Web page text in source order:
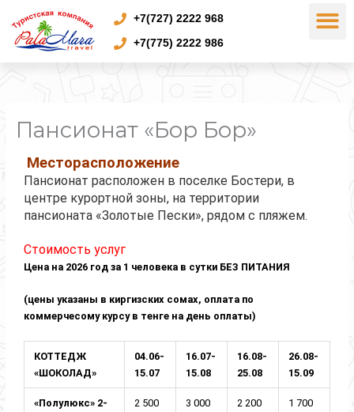
содержимому
+7(727) 2222 968
+7(775) 2222 986
Пансионат «Бор Бор»
Месторасположение
Пансионат расположен в поселке Бостери, в
центре курортной зоны, на территории
пансионата «Золотые Пески», рядом с пляжем.
Стоимость услуг
Цена на 2026 год за 1 человека в сутки БЕЗ ПИТАНИЯ
(цены указаны в киргизских сомах, оплата по
коммерчесому курсу в тенге на день оплаты)
КОТТЕДЖ
«ШОКОЛАД»
04.06-
15.07
16.07-
15.08
16.08-
25.08
26.08-
15.09
«Полулюкс» 2-
2 500 3 000 2 200 1 700